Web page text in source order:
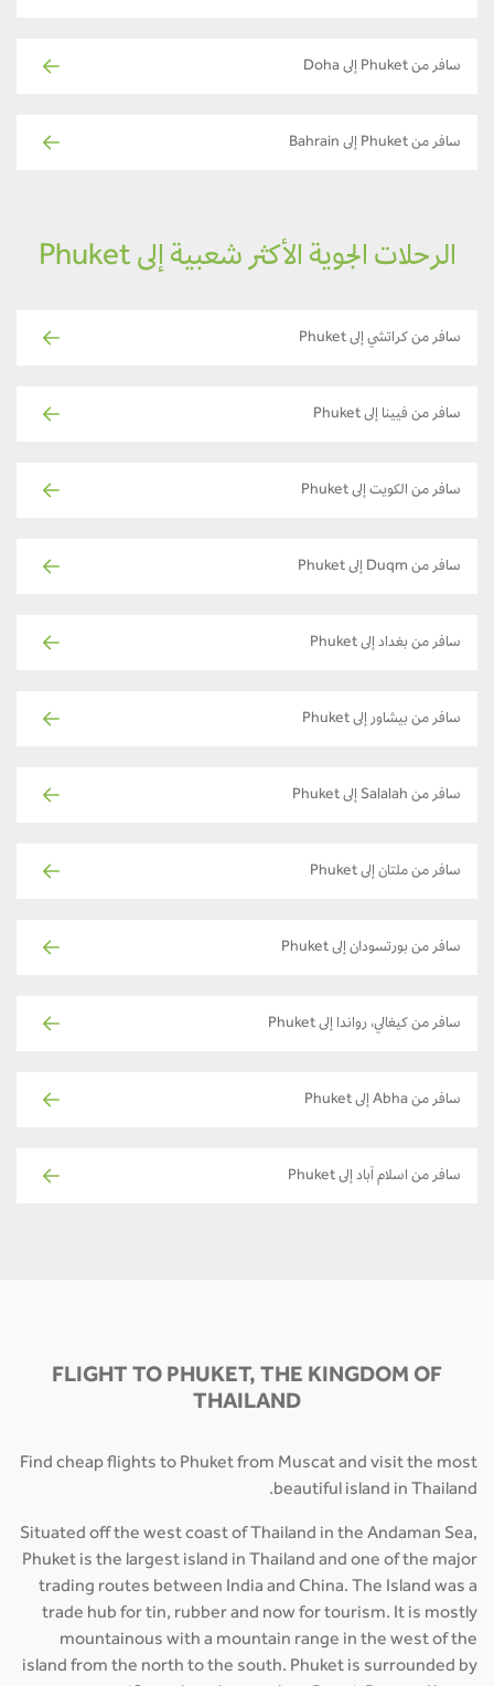
سافر من Phuket إلى Doha
سافر من Phuket إلى Bahrain
الرحلات الجوية الأكثر شعبية إلى Phuket
سافر من كراتشي إلى Phuket
سافر من فيينا إلى Phuket
سافر من الكويت إلى Phuket
سافر من Duqm إلى Phuket
سافر من بغداد إلى Phuket
سافر من بيشاور إلى Phuket
سافر من Salalah إلى Phuket
سافر من ملتان إلى Phuket
سافر من بورتسودان إلى Phuket
سافر من كيغالي، رواندا إلى Phuket
سافر من Abha إلى Phuket
سافر من اسلام آباد إلى Phuket
FLIGHT TO PHUKET, THE KINGDOM OF
THAILAND
Find cheap flights to Phuket from Muscat and visit the most
beautiful island in Thailand.
Situated off the west coast of Thailand in the Andaman Sea,
Phuket is the largest island in Thailand and one of the major
trading routes between India and China. The Island was a
trade hub for tin, rubber and now for tourism. It is mostly
mountainous with a mountain range in the west of the
island from the north to the south. Phuket is surrounded by